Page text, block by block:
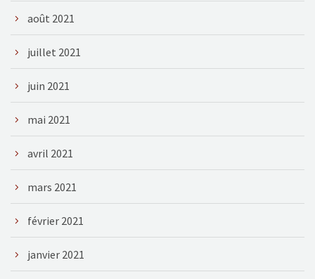
août 2021
juillet 2021
juin 2021
mai 2021
avril 2021
mars 2021
février 2021
janvier 2021